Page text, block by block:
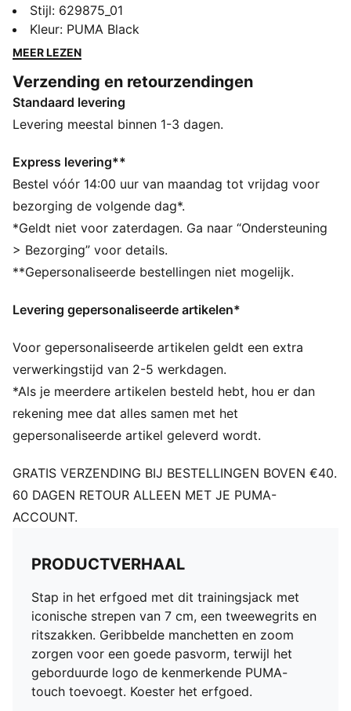
iconische strepen van 7 cm, een tweewegrits en
ritszakken. Geribbelde manchetten en zoom zorgen
voor een goede pasvorm, terwijl het geborduurde
het erfgoed.
ALLE INS EN OUTS
RE:FIBRE: Als onderdeel van het RE:FIBRE programma
gerecycled materiaal uit textielafval en andere
gebruikte materialen.
DETAILS
Normale pasvorm
Tricot
Standaard jacklengte
Opstaande kraag
Lange mouwen
PUMA voor jongeren: aanbevolen voor oudere
kinderen tussen 8 en 16 jaar
Stijl: 629875_01
Kleur: PUMA Black
MEER LEZEN
Verzending en retourzendingen
Standaard levering
Levering meestal binnen 1-3 dagen.
Express levering**
Bestel vóór 14:00 uur van maandag tot vrijdag voor
bezorging de volgende dag*.
*Geldt niet voor zaterdagen. Ga naar “Ondersteuning
> Bezorging” voor details.
**Gepersonaliseerde bestellingen niet mogelijk.
Levering gepersonaliseerde artikelen*
Voor gepersonaliseerde artikelen geldt een extra
verwerkingstijd van 2-5 werkdagen.
*Als je meerdere artikelen besteld hebt, hou er dan
rekening mee dat alles samen met het
gepersonaliseerde artikel geleverd wordt.
GRATIS VERZENDING BIJ BESTELLINGEN BOVEN €40.
60 DAGEN RETOUR ALLEEN MET JE PUMA-
ACCOUNT.
PRODUCTVERHAAL
Stap in het erfgoed met dit trainingsjack met
iconische strepen van 7 cm, een tweewegrits en
ritszakken. Geribbelde manchetten en zoom
zorgen voor een goede pasvorm, terwijl het
geborduurde logo de kenmerkende PUMA-
touch toevoegt. Koester het erfgoed.